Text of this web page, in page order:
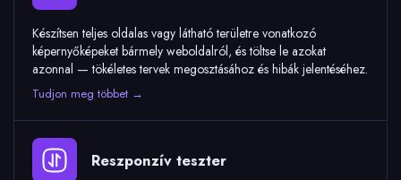
Készítsen teljes oldalas vagy látható területre vonatkozó
képernyőképeket bármely weboldalról, és töltse le azokat
azonnal — tökéletes tervek megosztásához és hibák jelentéséhez.
Tudjon meg többet →
Reszponzív teszter